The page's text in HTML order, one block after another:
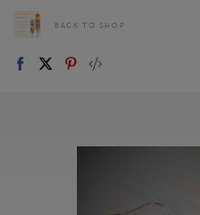
BACK TO SHOP